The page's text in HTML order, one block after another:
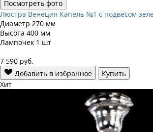
Посмотреть фото
Люстра Венеция Капель №1 с подвесом
Диаметр 270 мм
Высота 400 мм
Лампочек 1 шт
7 590 руб.
Добавить в избранное
Купить
Хит